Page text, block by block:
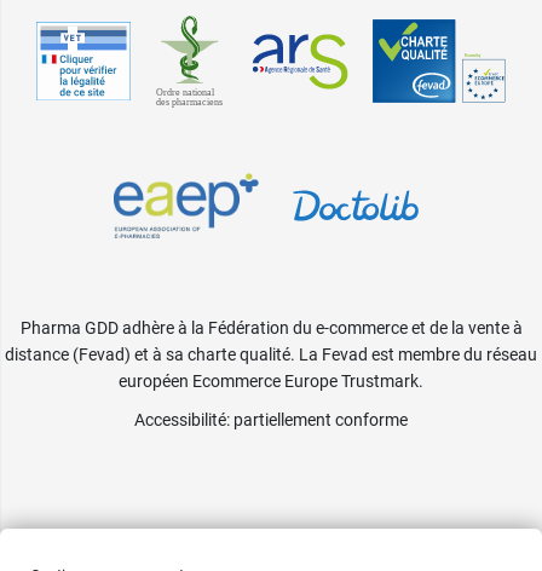
Pharma GDD adhère à la Fédération du e-commerce et de la vente à
distance (Fevad) et à sa charte qualité. La Fevad est membre du réseau
européen Ecommerce Europe Trustmark.
Accessibilité: partiellement conforme